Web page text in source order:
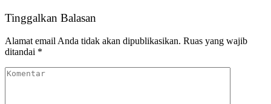
Tinggalkan Balasan
Alamat email Anda tidak akan dipublikasikan. Ruas yang wajib
ditandai *